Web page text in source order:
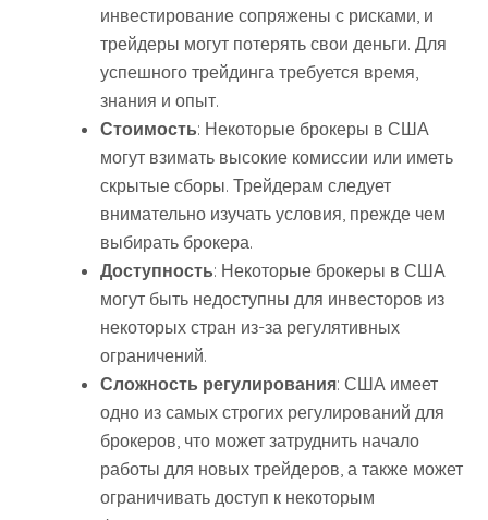
инвестирование сопряжены с рисками, и
трейдеры могут потерять свои деньги. Для
успешного трейдинга требуется время,
знания и опыт.
Стоимость: Некоторые брокеры в США
могут взимать высокие комиссии или иметь
скрытые сборы. Трейдерам следует
внимательно изучать условия, прежде чем
выбирать брокера.
Доступность: Некоторые брокеры в США
могут быть недоступны для инвесторов из
некоторых стран из-за регулятивных
ограничений.
Сложность регулирования: США имеет
одно из самых строгих регулирований для
брокеров, что может затруднить начало
работы для новых трейдеров, а также может
ограничивать доступ к некоторым